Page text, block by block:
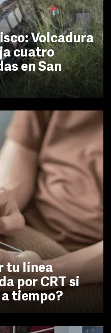
Volcadura
cuatro
en San
tu línea
por CRT si
tiempo?